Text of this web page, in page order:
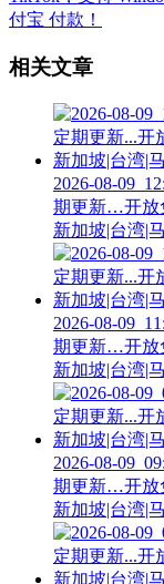
相关文章
2026-08-
期更新…开放
新加坡|台湾|
2026-08-
期更新…开放
新加坡|台湾|
2026-08-
期更新…开放
新加坡|台湾|